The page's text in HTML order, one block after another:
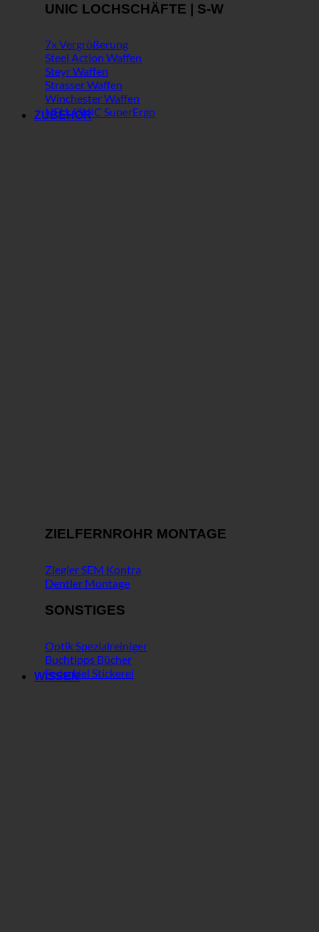
UNIC LOCHSCHÄFTE | S-W
7x Vergrößerung
Steel Action Waffen
Steyr Waffen
Strasser Waffen
Winchester Waffen
NEU: UNIC SuperErgo
ZUBEHÖR
ZIELFERNROHR MONTAGE
Ziegler SEM Kontra
Dentler Montage
SONSTIGES
Optik Spezialreiniger
Buchtipps Bücher
Federkiel Stickerei
WISSEN